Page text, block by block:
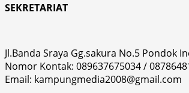
SEKRETARIAT
Jl.Banda Sraya Gg.sakura No.5 Pondok
Nomor Kontak: 089637675034 /
Email: kampungmedia2008@gmail.com